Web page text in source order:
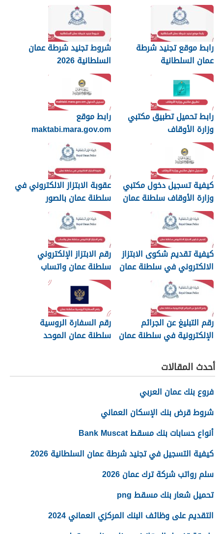
رابط موقع تجنيد شرطة
عمان السلطانية
شروط تجنيد شرطة عمان
السلطانية 2026
رابط تحميل تطبيق مكتبي
وزارة الأوقاف
رابط موقع
maktabi.mara.gov.om
تسجيل الدخول
كيفية تسجيل دخول مكتبي
وزارة الأوقاف سلطنة عمان
عقوبة الابتزاز الالكتروني في
سلطنة عمان بالصور
والرسائل
كيفية تقديم شكوى الابتزاز
الالكتروني في سلطنة عمان
رقم الابتزاز الإلكتروني
سلطنة عمان واتساب
رقم التبليغ عن الجرائم
الإلكترونية في سلطنة عمان
رقم السفارة الروسية
سلطنة عمان الموحد
أحدث المقالات
فروع بنك عمان العربي
شروط قرض بنك الإسكان العماني
أنواع حسابات بنك مسقط Bank Muscat
كيفية التسجيل في تجنيد شرطة عمان السلطانية 2026
سلم رواتب شركة ترك عمان 2026
تحميل شعار بنك مسقط png
التقديم على وظائف البنك المركزي العماني 2024